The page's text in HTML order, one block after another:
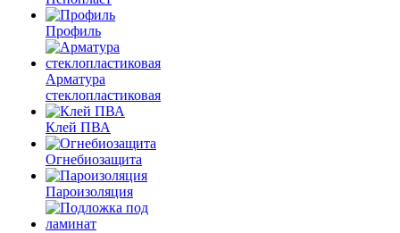
Профиль
Арматура
стеклопластиковая
Клей ПВА
Огнебиозащита
Пароизоляция